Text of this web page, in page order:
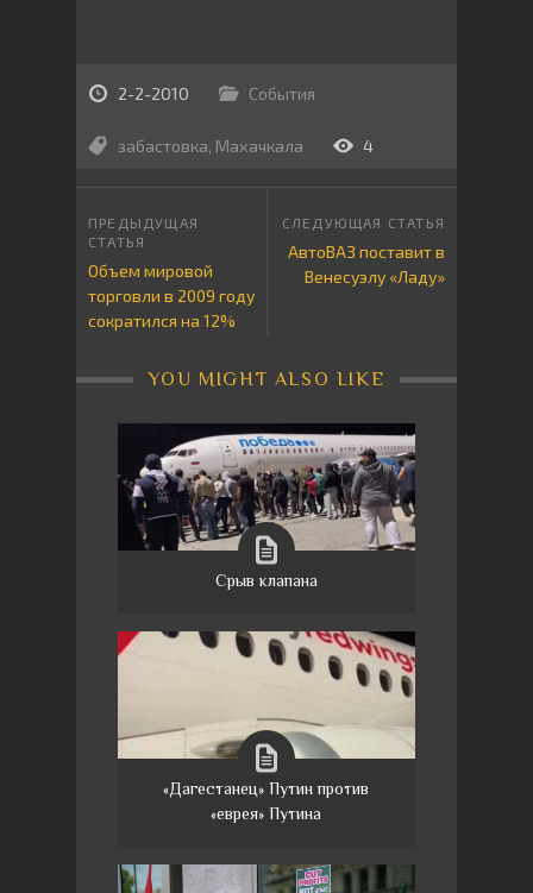
2-2-2010 События
забастовка, Махачкала 4
Объем мировой
торговли в 2009 году
сократился на 12%
АвтоВАЗ поставит в
Венесуэлу «Ладу»
YOU MIGHT ALSO LIKE
Срыв клапана
«Дагестанец» Путин против
«еврея» Путина